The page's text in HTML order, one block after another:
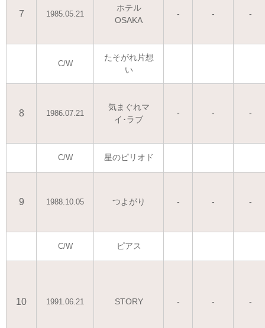
7 1985.05.21
ホテル
OSAKA
- - -
C/W
たそがれ片想
い
8 1986.07.21
気まぐれマ
イ･ラブ
- - -
C/W 星のピリオド
9 1988.10.05 つよがり - - -
C/W ピアス
10 1991.06.21 STORY - - -